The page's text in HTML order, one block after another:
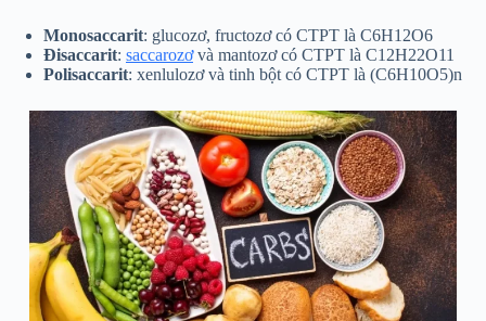
Monosaccarit: glucozơ, fructozơ có CTPT là C6H12O6
Đisaccarit: saccarozơvà mantozơ có CTPT là C12H22O11
Polisaccarit: xenlulozơ và tinh bột có CTPT là (C6H10O5)n